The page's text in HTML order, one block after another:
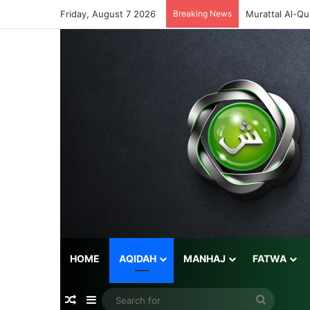
Friday, August 7 2026 Breaking News Murattal Al-
HOME AQIDAH MANHAJ FATWA
Random Article
Sidebar